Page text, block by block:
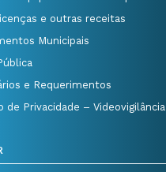
e outras receitas
Municipais
e Requerimentos
de Privacidade – Videovigilância